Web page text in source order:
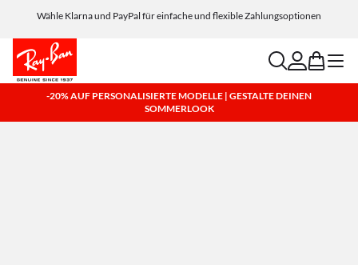
Wähle Klarna und PayPal für einfache und flexible Zahlungsoptionen
Personalisiere deine Sonnenbrille und füge kostenlos eine Gravur hinzu
searchaccount
bag menu
-20% AUF PERSONALISIERTE MODELLE | GESTALTE DEINEN
SOMMERLOOK